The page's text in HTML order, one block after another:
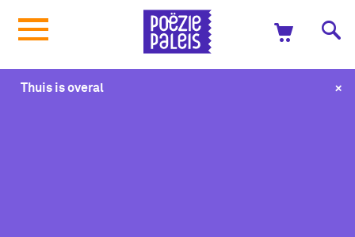
Thuis is overal +